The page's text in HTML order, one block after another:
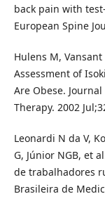
back pain with
European Spine
Hulens M, Vansant
Assessment of
Are Obese.
Therapy. 2002
Leonardi N da V,
G, Júnior NGB, et
de trabalhadores
Brasileira de